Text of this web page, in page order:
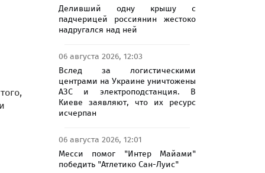
Деливший одну крышу с
падчерицей россиянин жестоко
надругался над ней
06 августа 2026, 12:03
Вслед за логистическими
центрами на Украине уничтожены
АЗС и электроподстанция. В
Киеве заявляют, что их ресурс
исчерпан
06 августа 2026, 12:01
Месси помог "Интер Майами"
победить "Атлетико Сан-Луис"